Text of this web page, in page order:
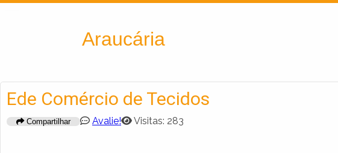
Araucária
Ede Comércio de Tecidos
Compartilhar Avalie! Visitas: 283